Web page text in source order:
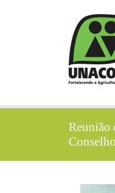
Reunião
Conselho